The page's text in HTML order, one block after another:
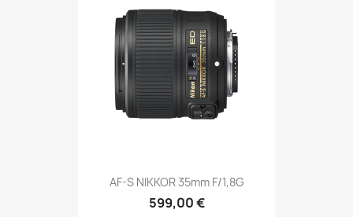
AF-S NIKKOR 35mm F/1,8G
599,00 €